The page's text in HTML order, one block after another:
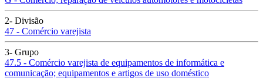
2- Divisão
47 - Comércio varejista
3- Grupo
47.5 - Comércio varejista de equipamentos de informática e
comunicação; equipamentos e artigos de uso doméstico